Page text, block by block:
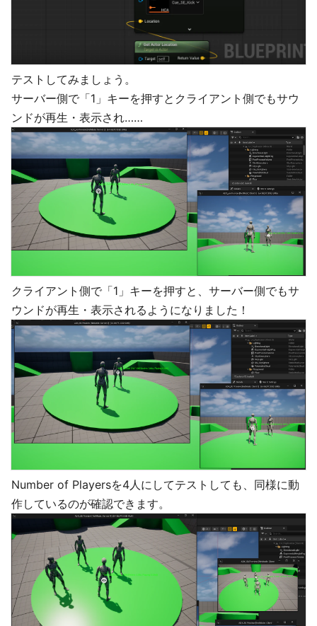
テストしてみましょう。
サーバー側で「1」キーを押すとクライアント側でもサウ
ンドが再生・表示され……
クライアント側で「1」キーを押すと、サーバー側でもサ
ウンドが再生・表示されるようになりました！
Number of Playersを4人にしてテストしても、同様に動
作しているのが確認できます。